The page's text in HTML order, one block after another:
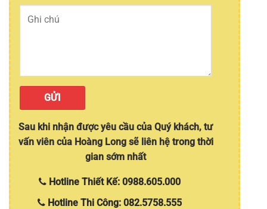
Sau khi nhận được yêu cầu của Quý khách, tư
vấn viên của Hoàng Long sẽ liên hệ trong thời
gian sớm nhất
Hotline Thiết Kế: 0988.605.000
Hotline Thi Công: 082.5758.555